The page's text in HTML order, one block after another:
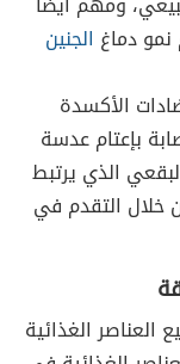
دماغ الجنين
الأكسدة
بإعتام عدسة
الذي يرتبط
التقدم في
الغذائية